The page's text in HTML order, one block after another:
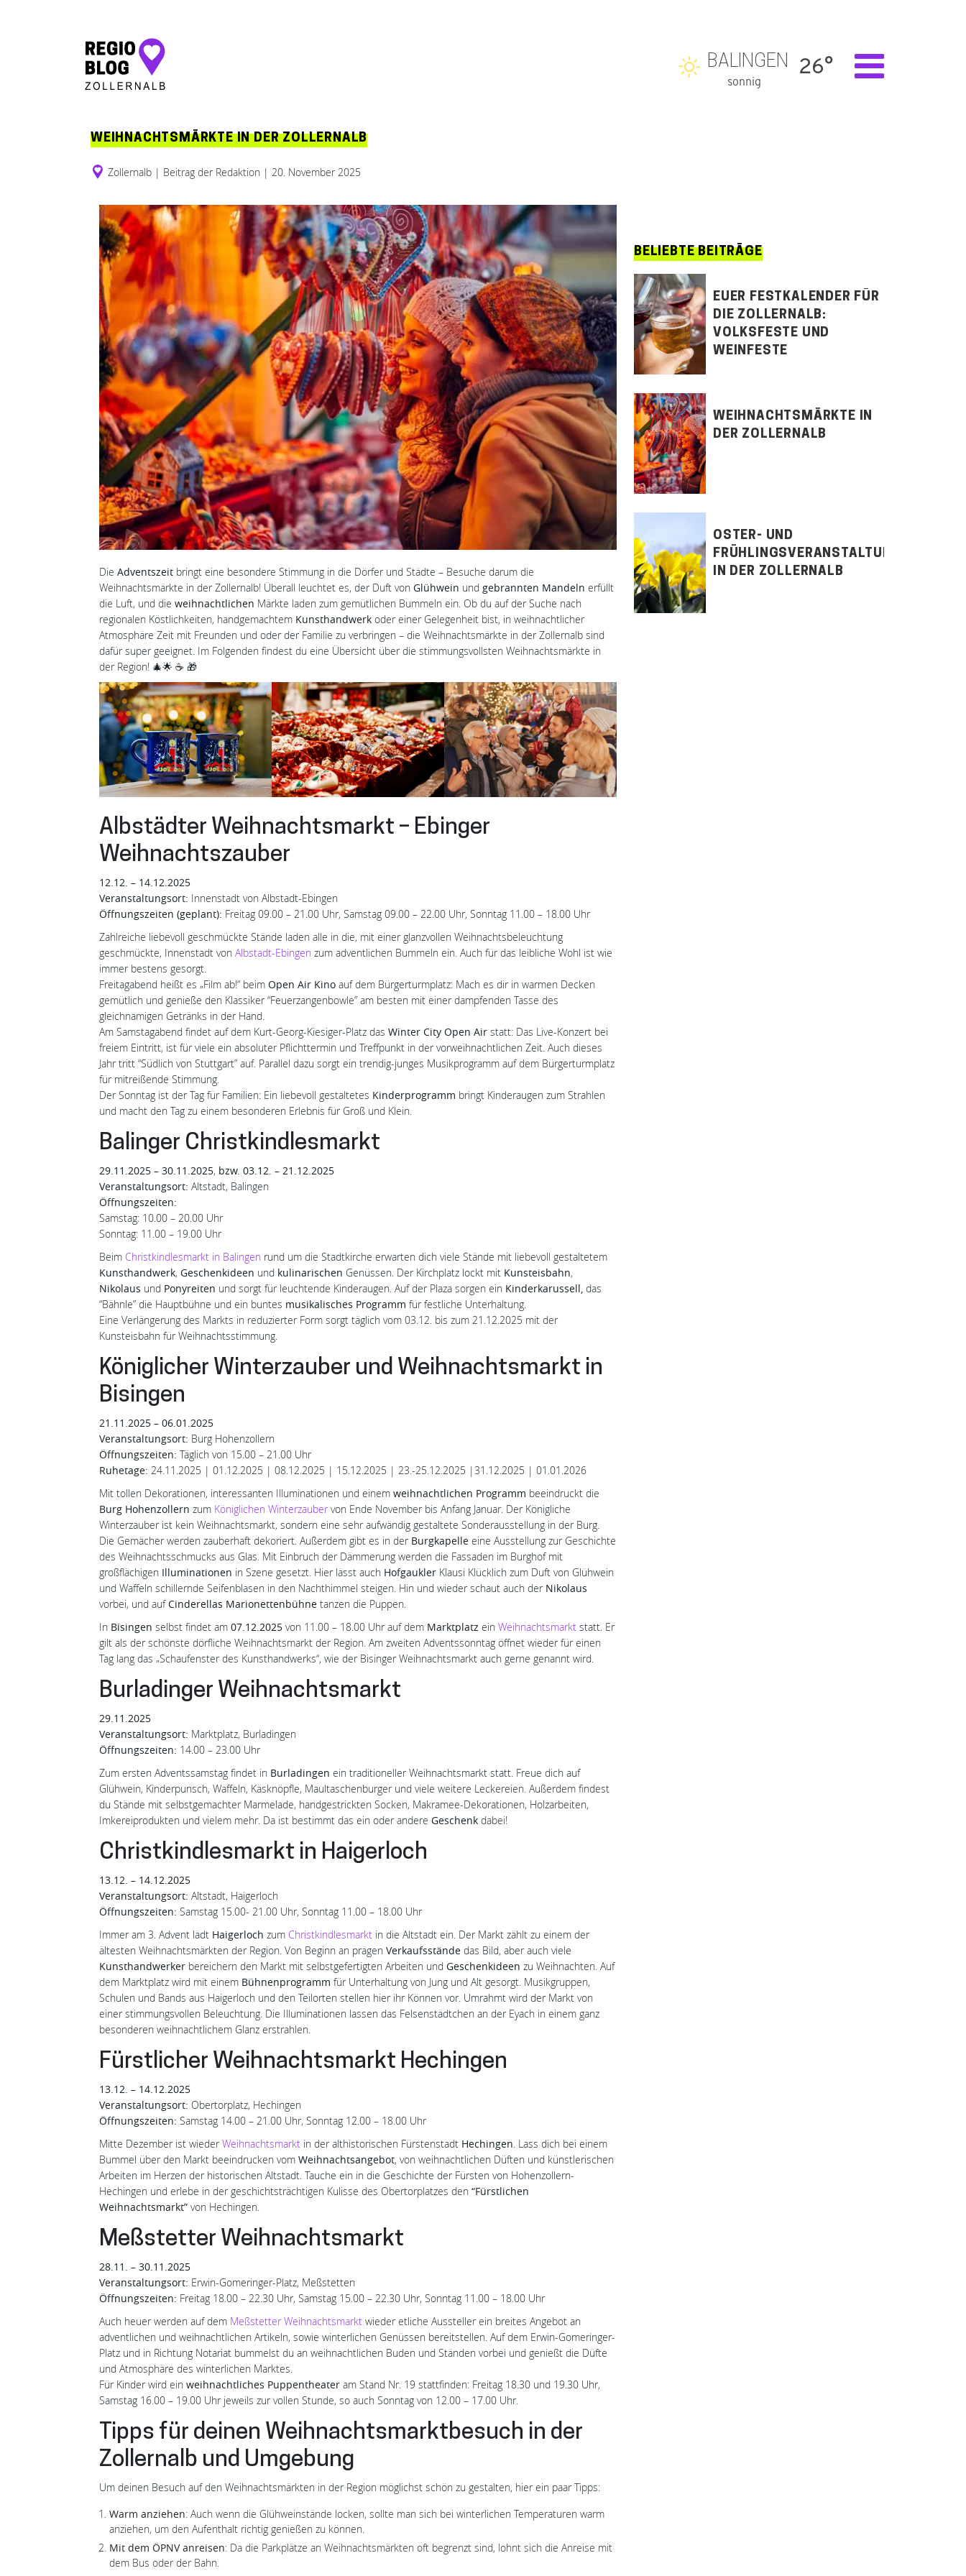
Hauptnavigation
BALINGEN
sonnig
26°
WEIHNACHTSMÄRKTE IN DER ZOLLERNALB
Zollernalb | Beitrag der Redaktion | 20. November 2025
Die Adventszeit bringt eine besondere Stimmung in die Dörfer und Städte – Besuche darum die
Weihnachtsmärkte in der Zollernalb! Überall leuchtet es, der Duft von Glühwein und gebrannten Mandeln erfüllt
die Luft, und die weihnachtlichen Märkte laden zum gemütlichen Bummeln ein. Ob du auf der Suche nach
regionalen Köstlichkeiten, handgemachtem Kunsthandwerk oder einer Gelegenheit bist, in weihnachtlicher
Atmosphäre Zeit mit Freunden und oder der Familie zu verbringen – die Weihnachtsmärkte in der Zollernalb sind
dafür super geeignet. Im Folgenden findest du eine Übersicht über die stimmungsvollsten Weihnachtsmärkte in
der Region! 🎄🌟 ☕️ 🎁
Albstädter Weihnachtsmarkt – Ebinger
Weihnachtszauber
12.12. – 14.12.2025
Veranstaltungsort: Innenstadt von Albstadt-Ebingen
Öffnungszeiten (geplant): Freitag 09.00 – 21.00 Uhr, Samstag 09.00 – 22.00 Uhr, Sonntag 11.00 – 18.00 Uhr
Zahlreiche liebevoll geschmückte Stände laden alle in die, mit einer glanzvollen Weihnachtsbeleuchtung
geschmückte, Innenstadt von Albstadt-Ebingen zum adventlichen Bummeln ein. Auch für das leibliche Wohl ist wie
immer bestens gesorgt.
Freitagabend heißt es „Film ab!“ beim Open Air Kino auf dem Bürgerturmplatz: Mach es dir in warmen Decken
gemütlich und genieße den Klassiker “Feuerzangenbowle” am besten mit einer dampfenden Tasse des
gleichnamigen Getränks in der Hand.
Am Samstagabend findet auf dem Kurt-Georg-Kiesiger-Platz das Winter City Open Air statt: Das Live-Konzert bei
freiem Eintritt, ist für viele ein absoluter Pflichttermin und Treffpunkt in der vorweihnachtlichen Zeit. Auch dieses
Jahr tritt “Südlich von Stuttgart” auf. Parallel dazu sorgt ein trendig-junges Musikprogramm auf dem Bürgerturmplatz
für mitreißende Stimmung.
Der Sonntag ist der Tag für Familien: Ein liebevoll gestaltetes Kinderprogramm bringt Kinderaugen zum Strahlen
und macht den Tag zu einem besonderen Erlebnis für Groß und Klein.
Balinger Christkindlesmarkt
29.11.2025 – 30.11.2025, bzw. 03.12. – 21.12.2025
Veranstaltungsort: Altstadt, Balingen
Öffnungszeiten:
Samstag: 10.00 – 20.00 Uhr
Sonntag: 11.00 – 19.00 Uhr
Beim Christkindlesmarkt in Balingen rund um die Stadtkirche erwarten dich viele Stände mit liebevoll gestaltetem
Kunsthandwerk, Geschenkideen und kulinarischen Genüssen. Der Kirchplatz lockt mit Kunsteisbahn,
Nikolaus und Ponyreiten und sorgt für leuchtende Kinderaugen. Auf der Plaza sorgen ein Kinderkarussell, das
“Bähnle” die Hauptbühne und ein buntes musikalisches Programm für festliche Unterhaltung.
Eine Verlängerung des Markts in reduzierter Form sorgt täglich vom 03.12. bis zum 21.12.2025 mit der
Kunsteisbahn für Weihnachtsstimmung.
Königlicher Winterzauber und Weihnachtsmarkt in
Bisingen
21.11.2025 – 06.01.2025
Veranstaltungsort: Burg Hohenzollern
Öffnungszeiten: Täglich von 15.00 – 21.00 Uhr
Ruhetage: 24.11.2025 | 01.12.2025 | 08.12.2025 | 15.12.2025 | 23.-25.12.2025 |31.12.2025 | 01.01.2026
Mit tollen Dekorationen, interessanten Illuminationen und einem weihnachtlichen Programm beeindruckt die
Burg Hohenzollern zum Königlichen Winterzauber von Ende November bis Anfang Januar. Der Königliche
Winterzauber ist kein Weihnachtsmarkt, sondern eine sehr aufwändig gestaltete Sonderausstellung in der Burg.
Die Gemächer werden zauberhaft dekoriert. Außerdem gibt es in der Burgkapelle eine Ausstellung zur Geschichte
des Weihnachtsschmucks aus Glas. Mit Einbruch der Dämmerung werden die Fassaden im Burghof mit
großflächigen Illuminationen in Szene gesetzt. Hier lässt auch Hofgaukler Klausi Klücklich zum Duft von Glühwein
und Waffeln schillernde Seifenblasen in den Nachthimmel steigen. Hin und wieder schaut auch der Nikolaus
vorbei, und aufCinderellas Marionettenbühne tanzen die Puppen.
In Bisingen selbst findet am 07.12.2025 von 11.00 – 18.00 Uhr auf dem Marktplatz ein Weihnachtsmarkt statt. Er
gilt als der schönste dörfliche Weihnachtsmarkt der Region. Am zweiten Adventssonntag öffnet wieder für einen
Tag lang das „Schaufenster des Kunsthandwerks“, wie der Bisinger Weihnachtsmarkt auch gerne genannt wird.
Burladinger Weihnachtsmarkt
29.11.2025
Veranstaltungsort: Marktplatz, Burladingen
Öffnungszeiten: 14.00 – 23.00 Uhr
Zum ersten Adventssamstag findet in Burladingen ein traditioneller Weihnachtsmarkt statt. Freue dich auf
Glühwein, Kinderpunsch, Waffeln, Käsknöpfle, Maultaschenburger und viele weitere Leckereien. Außerdem findest
du Stände mit selbstgemachter Marmelade, handgestrickten Socken, Makramee-Dekorationen, Holzarbeiten,
Imkereiprodukten und vielem mehr. Da ist bestimmt das ein oder andere Geschenk dabei!
Christkindlesmarkt in Haigerloch
13.12. – 14.12.2025
Veranstaltungsort: Altstadt, Haigerloch
Öffnungszeiten: Samstag 15.00- 21.00 Uhr, Sonntag 11.00 – 18.00 Uhr
Immer am 3. Advent lädt Haigerloch zum Christkindlesmarkt in die Altstadt ein. Der Markt zählt zu einem der
ältesten Weihnachtsmärkten der Region. Von Beginn an prägen Verkaufsstände das Bild, aber auch viele
Kunsthandwerker bereichern den Markt mit selbstgefertigten Arbeiten und Geschenkideen zu Weihnachten. Auf
dem Marktplatz wird mit einem Bühnenprogramm für Unterhaltung von Jung und Alt gesorgt. Musikgruppen,
Schulen und Bands aus Haigerloch und den Teilorten stellen hier ihr Können vor. Umrahmt wird der Markt von
einer stimmungsvollen Beleuchtung. Die Illuminationen lassen das Felsenstädtchen an der Eyach in einem ganz
besonderen weihnachtlichem Glanz erstrahlen.
Fürstlicher Weihnachtsmarkt Hechingen
13.12. – 14.12.2025
Veranstaltungsort: Obertorplatz, Hechingen
Öffnungszeiten: Samstag 14.00 – 21.00 Uhr, Sonntag 12.00 – 18.00 Uhr
Mitte Dezember ist wiederWeihnachtsmarkt in der althistorischen Fürstenstadt Hechingen. Lass dich bei einem
Bummel über den Markt beeindrucken vom Weihnachtsangebot, von weihnachtlichen Düften und künstlerischen
Arbeiten im Herzen der historischen Altstadt. Tauche ein in die Geschichte der Fürsten von Hohenzollern-
Hechingen und erlebe in der geschichtsträchtigen Kulisse des Obertorplatzes den “Fürstlichen
Weihnachtsmarkt” von Hechingen.
Meßstetter Weihnachtsmarkt
28.11. – 30.11.2025
Veranstaltungsort: Erwin-Gomeringer-Platz, Meßstetten
Öffnungszeiten: Freitag 18.00 – 22.30 Uhr, Samstag 15.00 – 22.30 Uhr, Sonntag 11.00 – 18.00 Uhr
Auch heuer werden auf dem Meßstetter Weihnachtsmarkt wieder etliche Aussteller ein breites Angebot an
adventlichen und weihnachtlichen Artikeln, sowie winterlichen Genüssen bereitstellen. Auf dem Erwin-Gomeringer-
Platz und in Richtung Notariat bummelst du an weihnachtlichen Buden und Ständen vorbei und genießt die Düfte
und Atmosphäre des winterlichen Marktes.
Für Kinder wird ein weihnachtliches Puppentheater am Stand Nr. 19 stattfinden: Freitag 18.30 und 19.30 Uhr,
Samstag 16.00 – 19.00 Uhr jeweils zur vollen Stunde, so auch Sonntag von 12.00 – 17.00 Uhr.
Tipps für deinen Weihnachtsmarktbesuch in der
Zollernalb und Umgebung
Um deinen Besuch auf den Weihnachtsmärkten in der Region möglichst schön zu gestalten, hier ein paar Tipps:
Warm anziehen: Auch wenn die Glühweinstände locken, sollte man sich bei winterlichen Temperaturen warm
anziehen, um den Aufenthalt richtig genießen zu können.
Mit dem ÖPNV anreisen: Da die Parkplätze an Weihnachtsmärkten oft begrenzt sind, lohnt sich die Anreise mit
dem Bus oder der Bahn.
BELIEBTE BEITRÄGE
EUER FESTKALENDER FÜR
DIE ZOLLERNALB:
VOLKSFESTE UND
WEINFESTE
WEIHNACHTSMÄRKTE IN
DER ZOLLERNALB
OSTER- UND
FRÜHLINGSVERANSTALTUNGEN
IN DER ZOLLERNALB